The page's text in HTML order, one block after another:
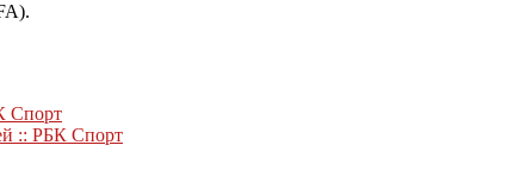
Спорт
:: РБК Спорт